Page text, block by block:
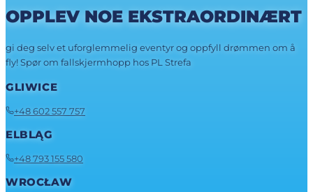
OPPLEV NOE EKSTRAORDINÆRT
gi deg selv et uforglemmelig eventyr og oppfyll drømmen om å
fly! Spør om fallskjermhopp hos PL Strefa
GLIWICE
+48 602 557 757
ELBLĄG
+48 793 155 580
WROCŁAW